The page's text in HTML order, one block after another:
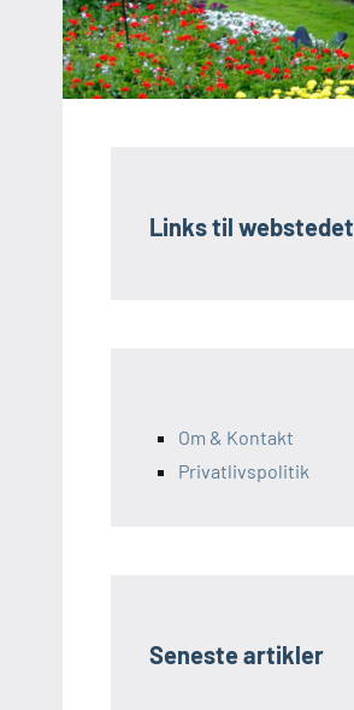
Links til webstedet
Om & Kontakt
Privatlivspolitik
Seneste artikler